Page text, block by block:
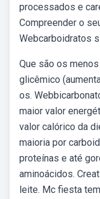
processados e
Compreender o
Webcarboidratos
Que são os
glicêmico
os.
maior valor
valor calórico da
maioria por
proteínas e até
aminoácidos.
leite. Mc fiesta